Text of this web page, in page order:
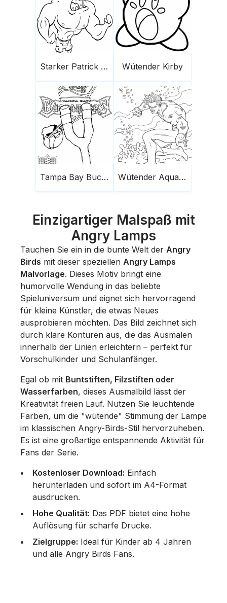
Starker Patrick Star Wütend Wütender Kirby
Tampa Bay Buccaneers Mit Angry Birds Wütender Aquaman
Einzigartiger Malspaß mit
Angry Lamps
Tauchen Sie ein in die bunte Welt der Angry
Birds mit dieser speziellen Angry Lamps
Malvorlage. Dieses Motiv bringt eine
humorvolle Wendung in das beliebte
Spieluniversum und eignet sich hervorragend
für kleine Künstler, die etwas Neues
ausprobieren möchten. Das Bild zeichnet sich
durch klare Konturen aus, die das Ausmalen
innerhalb der Linien erleichtern – perfekt für
Vorschulkinder und Schulanfänger.
Egal ob mit Buntstiften, Filzstiften oder
Wasserfarben, dieses Ausmalbild lässt der
Kreativität freien Lauf. Nutzen Sie leuchtende
Farben, um die "wütende" Stimmung der Lampe
im klassischen Angry-Birds-Stil hervorzuheben.
Es ist eine großartige entspannende Aktivität für
Fans der Serie.
Kostenloser Download: Einfach
herunterladen und sofort im A4-Format
ausdrucken.
Hohe Qualität: Das PDF bietet eine hohe
Auflösung für scharfe Drucke.
Zielgruppe: Ideal für Kinder ab 4 Jahren
und alle Angry Birds Fans.